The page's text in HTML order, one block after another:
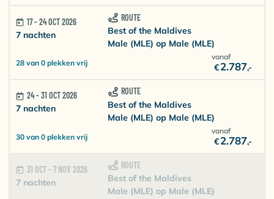
17 - 24 OCT 2026
7 nachten
ROUTE
Best of the Maldives
Male (MLE) op Male (MLE)
vanaf
€2.787,-
28 van 0 plekken vrij
24 - 31 OCT 2026
7 nachten
ROUTE
Best of the Maldives
Male (MLE) op Male (MLE)
vanaf
€2.787,-
30 van 0 plekken vrij
31 OCT - 7 NOV 2026
7 nachten
ROUTE
Best of the Maldives
Male (MLE) op Male (MLE)